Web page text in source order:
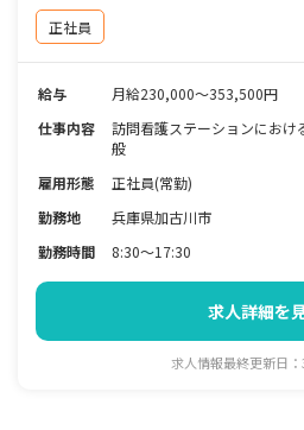
正社員
給与
月給230,000～353,500円
仕事内容
訪問看護ステーションにおけ
般
雇用形態
正社員(常勤)
勤務地
兵庫県加古川市
勤務時間
8:30～17:30
求人詳細を
求人情報最終更新日